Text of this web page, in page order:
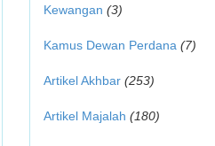
Kewangan (3)
Kamus Dewan Perdana (7)
Artikel Akhbar (253)
Artikel Majalah (180)